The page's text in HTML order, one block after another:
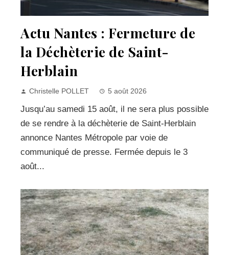
Actu Nantes : Fermeture de
la Déchèterie de Saint-
Herblain
Christelle POLLET 5 août 2026
Jusqu’au samedi 15 août, il ne sera plus possible
de se rendre à la déchèterie de Saint-Herblain
annonce Nantes Métropole par voie de
communiqué de presse. Fermée depuis le 3
août...